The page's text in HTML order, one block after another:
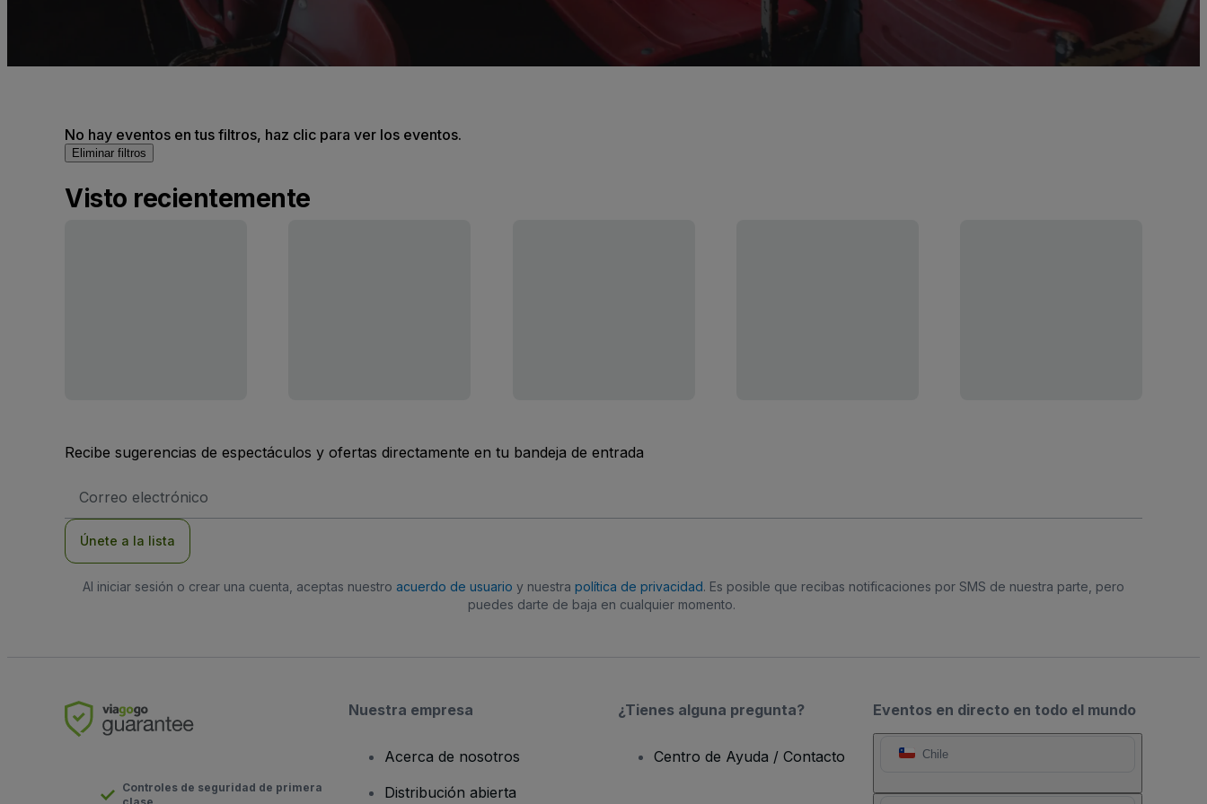
No hay eventos en tus filtros, haz clic para ver los eventos.
Eliminar filtros
Visto recientemente
Recibe sugerencias de espectáculos y ofertas directamente en tu bandeja de entrada
de
Únete a la lista
Al iniciar sesión o crear una cuenta, aceptas nuestro acuerdo de usuario y nuestra política de privacidad. Es posible que recibas notificaciones por SMS de nuestra parte, pero
puedes darte de baja en cualquier momento.
Eventos en directo en todo el mundo
Chile
Controles de seguridad de primera
Nuestra empresa
Acerca de nosotros
Distribución abierta
¿Tienes alguna pregunta?
Centro de Ayuda / Contacto